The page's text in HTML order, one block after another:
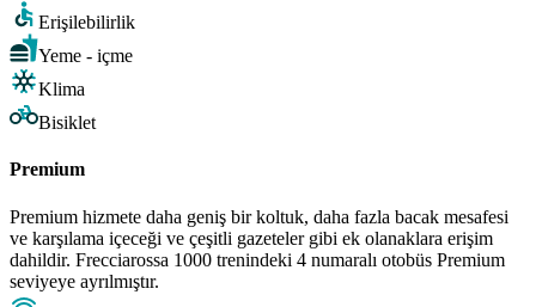
Erişilebilirlik
Yeme - içme
Klima
Bisiklet
Premium
Premium hizmete daha geniş bir koltuk, daha fazla bacak mesafesi
ve karşılama içeceği ve çeşitli gazeteler gibi ek olanaklara erişim
dahildir. Frecciarossa 1000 trenindeki 4 numaralı otobüs Premium
seviyeye ayrılmıştır.